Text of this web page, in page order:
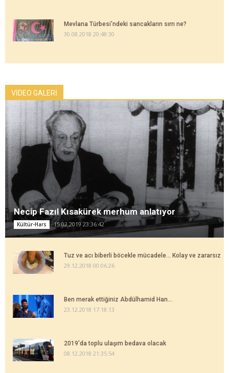
Mevlana Türbesi'ndeki sancakların sırrı ne?
30.08.2018 20:48:30
VİDEO GALERİ
Necip Fazıl Kısakürek merhum anlatıyor
Kültür-Hars 15.02.2019 23:36:42
Tuz ve acı biberli böcekle mücadele... Kolay ve zararsız
29.12.2018 00:06:26
Ben merak ettiğiniz Abdülhamid Han...
23.12.2018 17:18:13
2019'da toplu ulaşım bedava olacak
08.12.2018 21:35:54